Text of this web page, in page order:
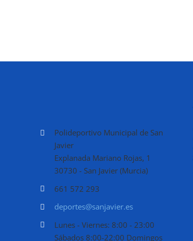
Polideportivo Municipal de San
Javier
Explanada Mariano Rojas, 1
30730 - San Javier (Murcia)
661 572 293
deportes@sanjavier.es
Lunes - Viernes: 8:00 - 23:00
Sábados 8:00-22:00 Domingos